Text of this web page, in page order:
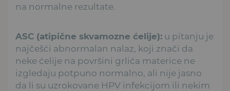
na normalne rezultate.
ASC (atipične skvamozne ćelije): u pitanju je
najčešći abnormalan nalaz, koji znači da
neke ćelije na površini grlića materice ne
izgledaju potpuno normalno, ali nije jasno
da li su uzrokovane HPV infekcijom ili nekim